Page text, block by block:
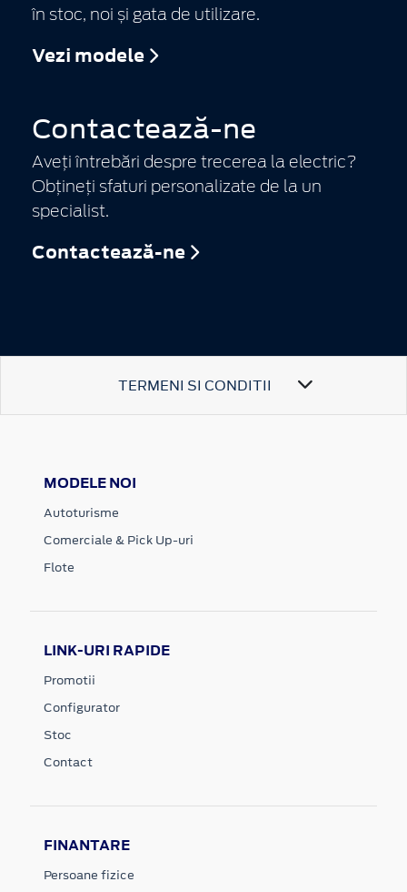
în stoc, noi și gata de utilizare.
Vezi modele
Contactează-ne
Aveți întrebări despre trecerea la electric?
Obțineți sfaturi personalizate de la un
specialist.
Contactează-ne
TERMENI SI CONDITII
MODELE NOI
Autoturisme
Comerciale & Pick Up-uri
Flote
LINK-URI RAPIDE
Promotii
Configurator
Stoc
Contact
FINANTARE
Persoane fizice